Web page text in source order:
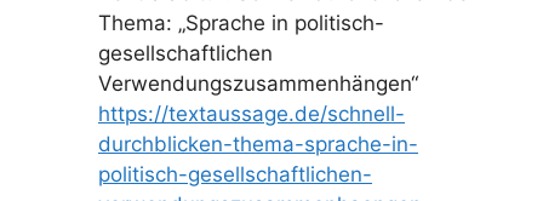
Thema: „Sprache in politisch-
gesellschaftlichen
Verwendungszusammenhängen“
https://textaussage.de/schnell-
durchblicken-thema-sprache-in-
politisch-gesellschaftlichen-